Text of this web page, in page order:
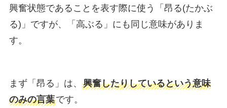
興奮状態であることを表す際に使う「昂る(たかぶ
る)」ですが、「高ぶる」にも同じ意味がありま
す。
まず「昂る」は、 興奮したりしているという意味
のみの言葉です。